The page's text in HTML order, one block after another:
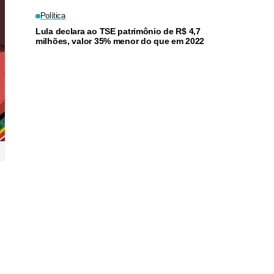
Política
Lula declara ao TSE patrimônio de R$ 4,7
milhões, valor 35% menor do que em 2022